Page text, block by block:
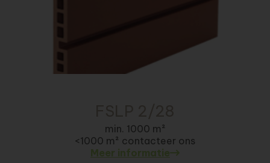
min. 1000 m²
<1000 m² contacteer ons
Meer informatie